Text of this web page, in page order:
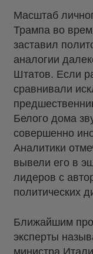
Масштаб
Трампа во
заставил
аналогии
Штатов. Если
сравнивали
Белого дома
совершенно
Аналитики
вывели его в
лидеров с
политических
Ближайшим
эксперты